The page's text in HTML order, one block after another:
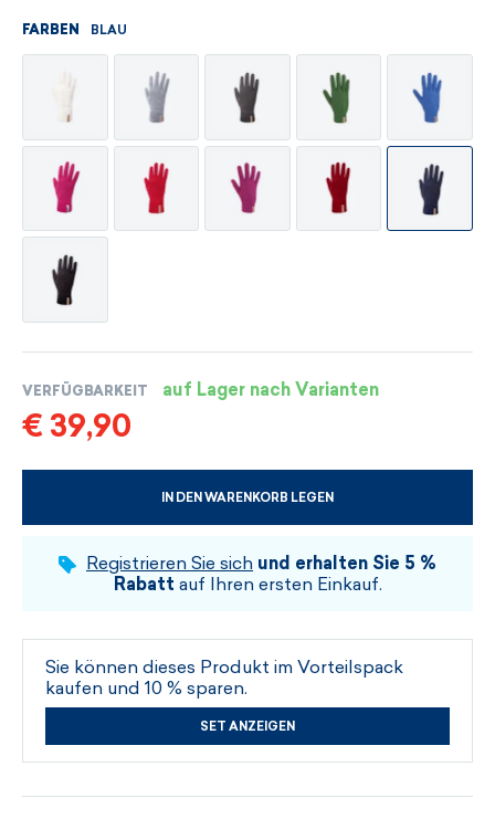
FARBEN BLAU
VERFÜGBARKEIT auf Lager nach Varianten
€ 39,90
IN DEN WARENKORB LEGEN
WÄHLEN SIE DIE GRÖSSE UND DIE FARBE
Registrieren Sie sich und erhalten Sie 5 %
Rabatt auf Ihren ersten Einkauf.
Sie können dieses Produkt im Vorteilspack
kaufen und 10 % sparen.
SET ANZEIGEN